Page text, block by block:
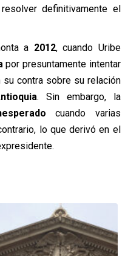
definitivamente el
a 2012, cuando Uribe
por presuntamente intentar
su contra sobre su relación
. Sin embargo, la
cuando varias
lo que derivó en el